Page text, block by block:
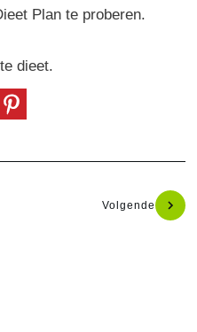
Plan te proberen.
dieet.
Volgende